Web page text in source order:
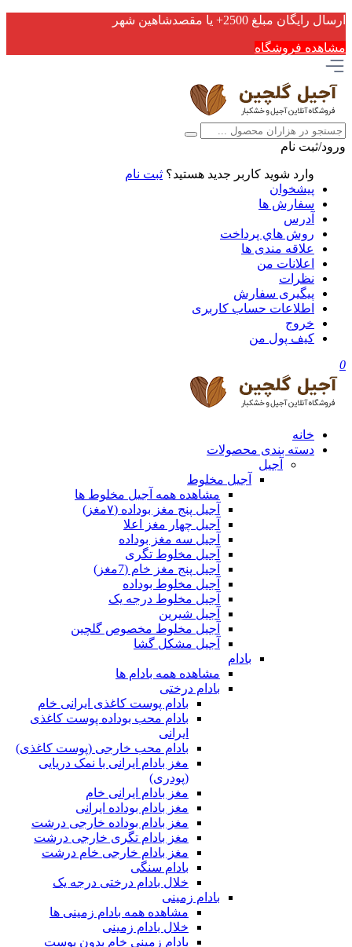
ارسال رایگان مبلغ 2500+ یا مقصدشاهین شهر
مشاهده فروشگاه
ورود/ثبت نام
وارد شوید کاربر جدید هستید؟ ثبت نام
پیشخوان
سفارش ها
آدرس
روش هاي پرداخت
علاقه مندی ها
اعلانات من
نظرات
پیگیری سفارش
اطلاعات حساب كاربری
خروج
کیف پول من
0
خانه
دسته بندی محصولات
آجیل
آجیل مخلوط
مشاهده همه آجیل مخلوط ها
آجیل پنج مغز بوداده (۷مغز)
آجیل چهار مغز اعلا
آجیل سه مغز بوداده
آجیل مخلوط تگری
آجیل پنج مغز خام (7مغز)
آجیل مخلوط بوداده
آجیل مخلوط درجه یک
آجیل شیرین
آجیل مخلوط مخصوص گلچین
آجیل مشکل گشا
بادام
مشاهده همه بادام ها
بادام درختی
بادام پوست کاغذی ایرانی خام
بادام محب بوداده پوست کاغذی
ایرانی
بادام محب خارجی (پوست کاغذی)
مغز بادام ایرانی با نمک دریایی
(پودری)
مغز بادام ایرانی خام
مغز بادام بوداده ایرانی
مغز بادام بوداده خارجی درشت
مغز بادام تگری خارجی درشت
مغز بادام خارجی خام درشت
بادام سنگی
خلال بادام درختی درجه یک
بادام زمینی
مشاهده همه بادام زمینی ها
خلال بادام زمینی
بادام زمینی خام بدون پوست